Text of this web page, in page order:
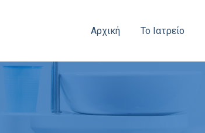
Αρχική Το Ιατρείο